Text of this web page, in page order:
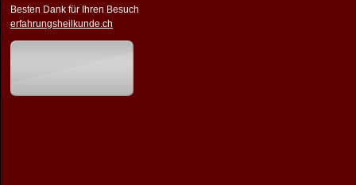
Besten Dank für Ihren Besuch
erfahrungsheilkunde.ch